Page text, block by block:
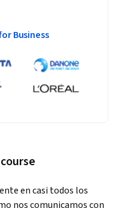
Business
en casi todos los
nos comunicamos con